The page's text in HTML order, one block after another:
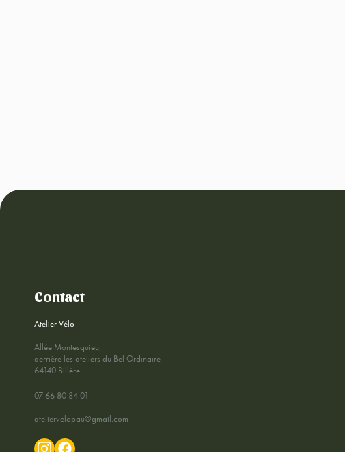
Contact
Atelier Vélo
Allée Montesquieu,
derrière les ateliers du Bel Ordinaire
64140 Billère
07 66 80 84 01
ateliervelopau@gmail.com